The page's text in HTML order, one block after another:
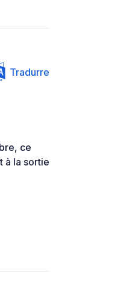
Tradurre
ce
à la sortie